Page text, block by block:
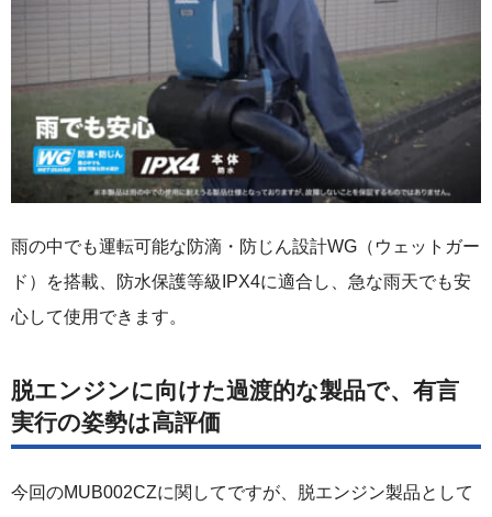
雨の中でも運転可能な防滴・防じん設計WG（ウェットガー
ド）を搭載、防水保護等級IPX4に適合し、急な雨天でも安
心して使用できます。
脱エンジンに向けた過渡的な製品で、有言
実行の姿勢は高評価
今回のMUB002CZに関してですが、脱エンジン製品として